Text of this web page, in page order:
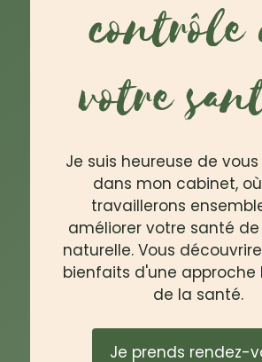
contrôle
votre
Je suis heureuse de
dans mon cabinet,
travaillerons
améliorer votre santé
naturelle. Vous
bienfaits d'une approche
de la santé.
Je prends rendez-